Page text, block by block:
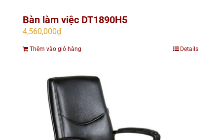
Bàn làm việc DT1890H5
4,560,000₫
Thêm vào giỏ hàng Details